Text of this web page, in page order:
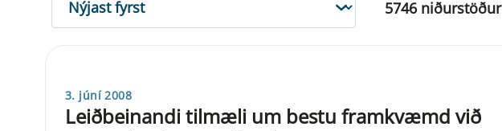
5746 niðurstöður
3. júní 2008
Leiðbeinandi tilmæli um bestu framkvæmd við